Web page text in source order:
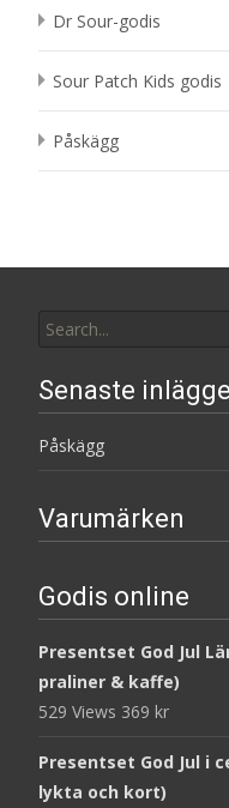
Dr Sour-godis
Sour Patch Kids godis
Påskägg
for:
Senaste
Påskägg
Varumärken
Godis online
Presentset God Jul
praliner & kaffe)
529 Views 369 kr
Presentset God Jul i
lykta och kort)